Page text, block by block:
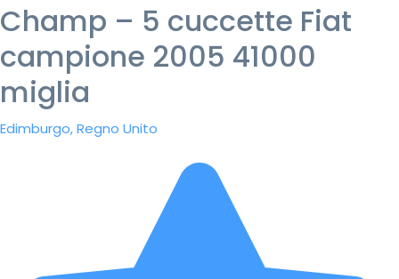
Champ – 5 cuccette Fiat
campione 2005 41000
miglia
Edimburgo, Regno Unito